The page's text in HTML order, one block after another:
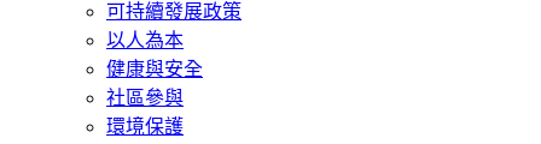
可持續發展政策
以人為本
健康與安全
社區參與
環境保護